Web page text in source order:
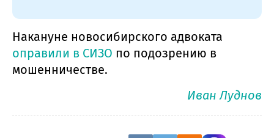
Накануне новосибирского адвоката
оправили в СИЗО по подозрению в
мошенничестве.
Иван Луднов